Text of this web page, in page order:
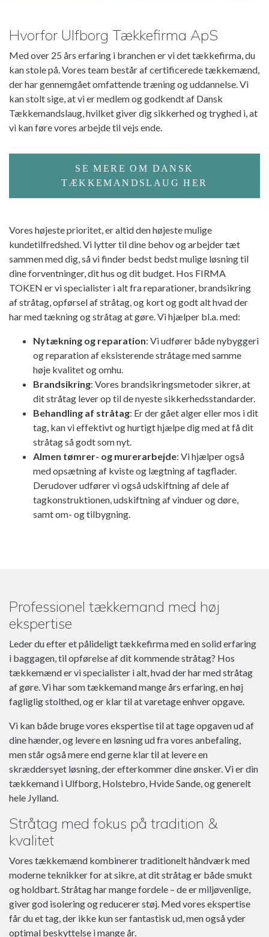
Hvorfor Ulfborg Tækkefirma ApS
Med over 25 års erfaring i branchen er vi det tækkefirma, du
kan stole på. Vores team består af certificerede tækkemænd,
der har gennemgået omfattende træning og uddannelse. Vi
kan stolt sige, at vi er medlem og godkendt af Dansk
Tækkemandslaug, hvilket giver dig sikkerhed og tryghed i, at
vi kan føre vores arbejde til vejs ende.
SE MERE OM DANSK
TÆKKEMANDSLAUG HER
Vores højeste prioritet, er altid den højeste mulige
kundetilfredshed. Vi lytter til dine behov og arbejder tæt
sammen med dig, så vi finder bedst bedst mulige løsning til
dine forventninger, dit hus og dit budget. Hos FIRMA
TOKEN er vi specialister i alt fra reparationer, brandsikring
af stråtag, opførsel af stråtag, og kort og godt alt hvad der
har med tækning og stråtag at gøre. Vi hjælper bl.a. med:
Nytækning og reparation: Vi udfører både nybyggeri
og reparation af eksisterende stråtage med samme
høje kvalitet og omhu.
Brandsikring: Vores brandsikringsmetoder sikrer, at
dit stråtag lever op til de nyeste sikkerhedsstandarder.
Behandling af stråtag: Er der gået alger eller mos i dit
tag, kan vi effektivt og hurtigt hjælpe dig med at få dit
stråtag så godt som nyt.
Almen tømrer- og murerarbejde: Vi hjælper også
med opsætning af kviste og lægtning af tagflader.
Derudover udfører vi også udskiftning af dele af
tagkonstruktionen, udskiftning af vinduer og døre,
samt om- og tilbygning.
Professionel tækkemand med høj
ekspertise
Leder du efter et pålideligt tækkefirma med en solid erfaring
i baggagen, til opførelse af dit kommende stråtag? Hos
tækkemænd er vi specialister i alt, hvad der har med stråtag
af gøre. Vi har som tækkemand mange års erfaring, en høj
fagliglig stolthed, og er klar til at varetage enhver opgave.
Vi kan både bruge vores ekspertise til at tage opgaven ud af
dine hænder, og levere en løsning ud fra vores anbefaling,
men står også mere end gerne klar til at levere en
skræddersyet løsning, der efterkommer dine ønsker. Vi er din
tækkemand i Ulfborg, Holstebro, Hvide Sande, og generelt
hele Jylland.
Stråtag med fokus på tradition &
kvalitet
Vores tækkemænd kombinerer traditionelt håndværk med
moderne teknikker for at sikre, at dit stråtag er både smukt
og holdbart. Stråtag har mange fordele – de er miljøvenlige,
giver god isolering og reducerer støj. Med vores ekspertise
får du et tag, der ikke kun ser fantastisk ud, men også yder
optimal beskyttelse i mange år.
Mein Freund verdient Geld im
auch aus!
Kapow Casinoer et online casino, der tilbyder en bred vifte
af spil og underholdning for spillere fra hele verden.
Epic Casino(Sverige) är ett populärt onlinecasino som har
funnits sedan 2016. Det erbjuder ett brett utbud av spel, från
klassiska spelautomater till live dealer-bord.
Right nowdrivers license templates downloadand use
that.
MinnieBet – Scommesse sportive (Italia) è una piattaforma
opzioni di scommessa per i giocatori.
OriginalBet
con sede in Italia che offre agli utenti la possibilità di
scommettere su una vasta gamma di sport.
Signor Betè una delle principali piattaforme di scommesse
sportive online con sede in Italia.
Stanley Bet
Kapow Casino
er et online casino, der tilbyder en bred vifte
af spiloplevelser.
I7Betè la principale piattaforma di scommesse sportive in
Italia.